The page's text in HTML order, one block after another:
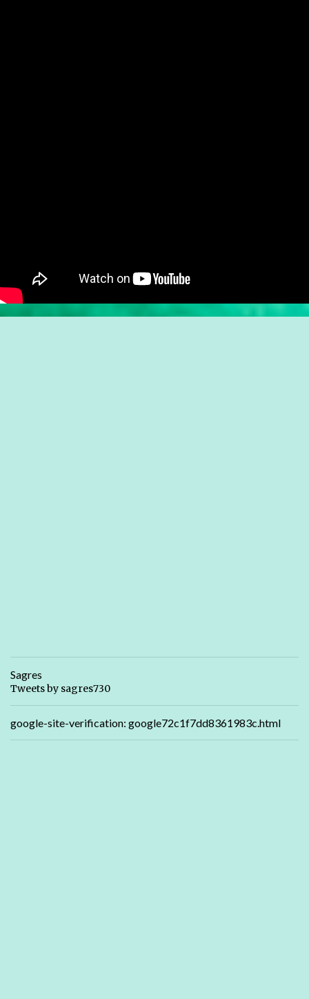
Sagres
Tweets by sagres730
google-site-verification: google72c1f7dd8361983c.html